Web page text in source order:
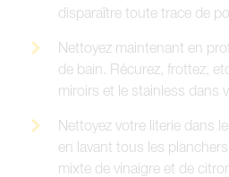
disparaître toute trace de
Nettoyez maintenant en
de bain. Récurez, frottez,
miroirs et le stainless dans
Nettoyez votre literie dans
en lavant tous les
mixte de vinaigre et de